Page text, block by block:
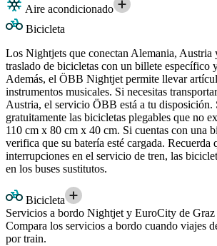
Aire acondicionado
Bicicleta
Los Nightjets que conectan Alemania, Austria
traslado de bicicletas con un billete específico
Además, el ÖBB Nightjet permite llevar
instrumentos musicales. Si necesitas
Austria, el servicio ÖBB está a tu disposición.
gratuitamente las bicicletas plegables que no
110 cm x 80 cm x 40 cm. Si cuentas con una
verifica que su batería esté cargada. Recuerda
interrupciones en el servicio de tren, las
en los buses sustitutos.
Bicicleta
Servicios a bordo Nightjet y EuroCity de
Compara los servicios a bordo cuando viajes
por train.